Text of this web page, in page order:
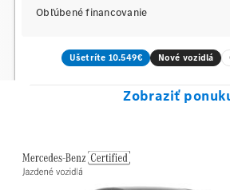
Obľúbené financovanie
Ušetríte 10.549€ Nové vozidlá
Zobraziť